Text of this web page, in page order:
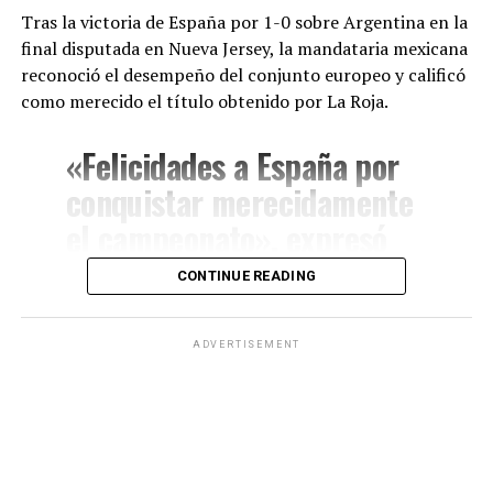
tres mejores ciclistas del Tour y en una de las grandes
promesas del deporte internacional.
Tras la victoria de España por 1-0 sobre Argentina en la
final disputada en Nueva Jersey, la mandataria mexicana
reconoció el desempeño del conjunto europeo y calificó
como merecido el título obtenido por La Roja.
«Felicidades a España por
conquistar merecidamente
Sheinbaum a través de sus
redes sociales.
CONTINUE READING
ADVERTISEMENT